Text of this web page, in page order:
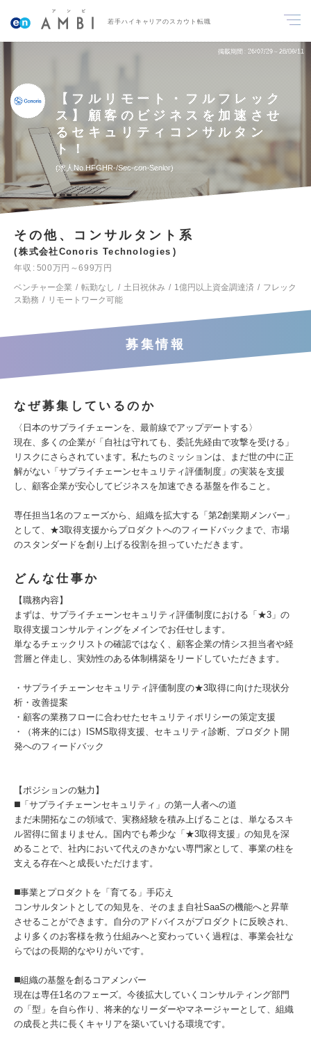
若手ハイキャリアのスカウト転職
掲載期間 26/07/29～26/08/11
【フルリモート・フルフレック
ス】顧客のビジネスを加速させ
るセキュリティコンサルタン
ト！
求人No.HFGHR-/Sec-con-Senior
その他、コンサルタント系
株式会社Conoris Technologies
年収
500万円～699万円
ベンチャー企業
転勤なし 土日祝休み 1億円以上資金調達済
フレック
ス勤務
リモートワーク可能
募集情報
なぜ募集しているのか
〈日本のサプライチェーンを、最前線でアップデートする〉
現在、多くの企業が「自社は守れても、委託先経由で攻撃を受ける」
リスクにさらされています。私たちのミッションは、まだ世の中に正
解がない「サプライチェーンセキュリティ評価制度」の実装を支援
し、顧客企業が安心してビジネスを加速できる基盤を作ること。
専任担当1名のフェーズから、組織を拡大する「第2創業期メンバー」
として、★3取得支援からプロダクトへのフィードバックまで、市場
のスタンダードを創り上げる役割を担っていただきます。
どんな仕事か
【職務内容】
まずは、サプライチェーンセキュリティ評価制度における「★3」の
取得支援コンサルティングをメインでお任せします。
単なるチェックリストの確認ではなく、顧客企業の情シス担当者や経
営層と伴走し、実効性のある体制構築をリードしていただきます。
・サプライチェーンセキュリティ評価制度の★3取得に向けた現状分
析・改善提案
・顧客の業務フローに合わせたセキュリティポリシーの策定支援
・（将来的には）ISMS取得支援、セキュリティ診断、プロダクト開
発へのフィードバック
【ポジションの魅力】
◼️「サプライチェーンセキュリティ」の第一人者への道
まだ未開拓なこの領域で、実務経験を積み上げることは、単なるスキ
ル習得に留まりません。国内でも希少な「★3取得支援」の知見を深
めることで、社内において代えのきかない専門家として、事業の柱を
支える存在へと成長いただけます。
◼️事業とプロダクトを「育てる」手応え
コンサルタントとしての知見を、そのまま自社SaaSの機能へと昇華
させることができます。自分のアドバイスがプロダクトに反映され、
より多くのお客様を救う仕組みへと変わっていく過程は、事業会社な
らではの長期的なやりがいです。
◼️組織の基盤を創るコアメンバー
現在は専任1名のフェーズ。今後拡大していくコンサルティング部門
の「型」を自ら作り、将来的なリーダーやマネージャーとして、組織
の成長と共に長くキャリアを築いていける環境です。